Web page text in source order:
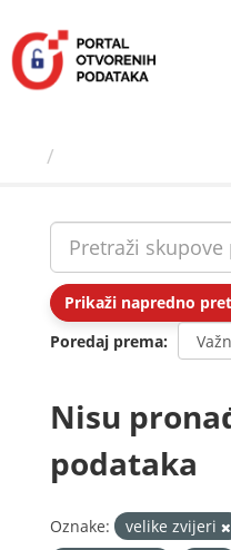
sadržaj
Prikaži napredno
Poredaj prema
Nisu
podataka
Oznake: velike zvijeri